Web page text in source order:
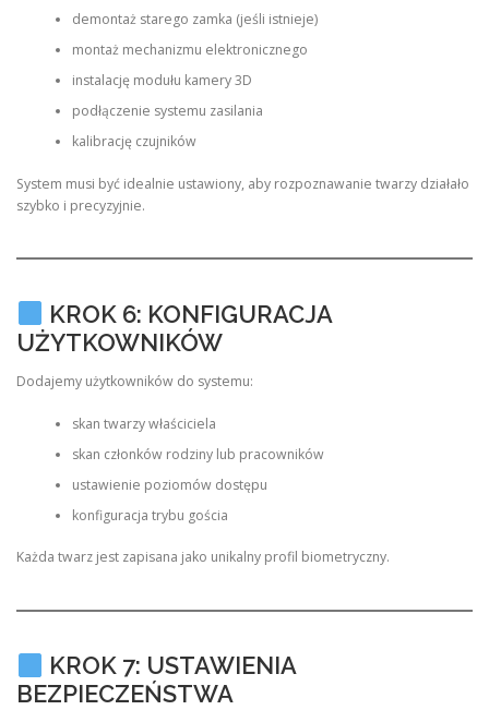
demontaż starego zamka (jeśli istnieje)
montaż mechanizmu elektronicznego
instalację modułu kamery 3D
podłączenie systemu zasilania
kalibrację czujników
System musi być idealnie ustawiony, aby rozpoznawanie twarzy działało
szybko i precyzyjnie.
KROK 6: KONFIGURACJA
UŻYTKOWNIKÓW
Dodajemy użytkowników do systemu:
skan twarzy właściciela
skan członków rodziny lub pracowników
ustawienie poziomów dostępu
konfiguracja trybu gościa
Każda twarz jest zapisana jako unikalny profil biometryczny.
KROK 7: USTAWIENIA
BEZPIECZEŃSTWA